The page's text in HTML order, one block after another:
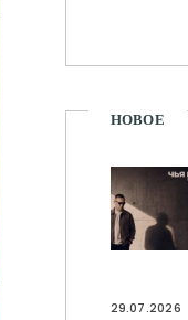
НОВОЕ
29.07.2026